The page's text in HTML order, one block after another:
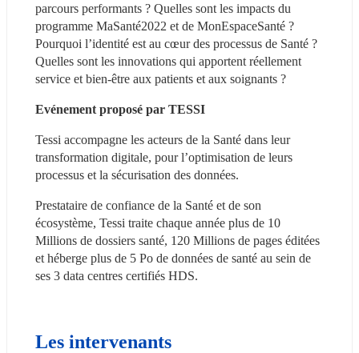
parcours performants ? Quelles sont les impacts du
programme MaSanté2022 et de MonEspaceSanté ?
Pourquoi l’identité est au cœur des processus de Santé ?
Quelles sont les innovations qui apportent réellement
service et bien-être aux patients et aux soignants ?
Evénement proposé par TESSI
Tessi accompagne les acteurs de la Santé dans leur
transformation digitale, pour l’optimisation de leurs
processus et la sécurisation des données.
Prestataire de confiance de la Santé et de son
écosystème, Tessi traite chaque année plus de 10
Millions de dossiers santé, 120 Millions de pages éditées
et héberge plus de 5 Po de données de santé au sein de
ses 3 data centres certifiés HDS.
Les intervenants